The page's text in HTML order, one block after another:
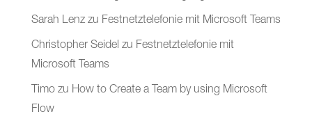
Sarah Lenzzu Festnetztelefonie mit Microsoft Teams
Christopher Seidel zu Festnetztelefonie mit
Microsoft Teams
Timozu How to Create a Team by using Microsoft
Flow